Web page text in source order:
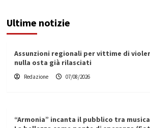
Ultime notizie
Assunzioni regionali per vittime di
nulla osta già rilasciati
Redazione 07/08/2026
“Armonia” incanta il pubblico tra